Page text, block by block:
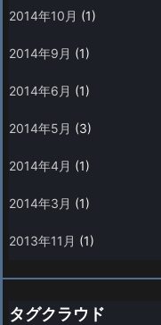
2014年10月 (1)
2014年9月 (1)
2014年6月 (1)
2014年5月 (3)
2014年4月 (1)
2014年3月 (1)
2013年11月 (1)
タグクラウド